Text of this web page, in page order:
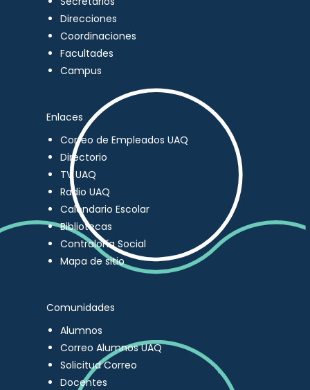
Direcciones
Coordinaciones
Facultades
Campus
Enlaces
Correo de Empleados UAQ
Directorio
TV UAQ
Radio UAQ
Calendario Escolar
Bibliotecas
Contraloría Social
Mapa de sitio
Comunidades
Alumnos
Correo Alumnos UAQ
Solicitud Correo
Docentes